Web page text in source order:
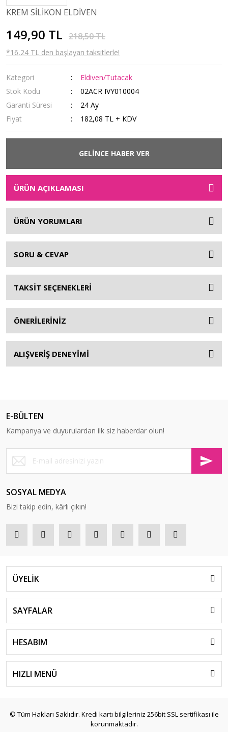
KREM SİLİKON ELDİVEN
149,90 TL 218,50 TL
*16,24 TL den başlayan taksitlerle!
Kategori
Eldiven/Tutacak
Stok Kodu
02ACR IVY010004
Garanti Süresi
24 Ay
Fiyat
182,08 TL + KDV
GELİNCE HABER VER
ÜRÜN AÇIKLAMASI
ÜRÜN YORUMLARI
SORU & CEVAP
TAKSİT SEÇENEKLERİ
ÖNERİLERİNİZ
ALIŞVERİŞ DENEYİMİ
E-BÜLTEN
Kampanya ve duyurulardan ilk siz haberdar olun!
SOSYAL MEDYA
Bizi takip edin, kârlı çıkın!
ÜYELİK
SAYFALAR
HESABIM
HIZLI MENÜ
© Tüm Hakları Saklıdır. Kredi kartı bilgileriniz 256bit SSL sertifikası ile
korunmaktadır.